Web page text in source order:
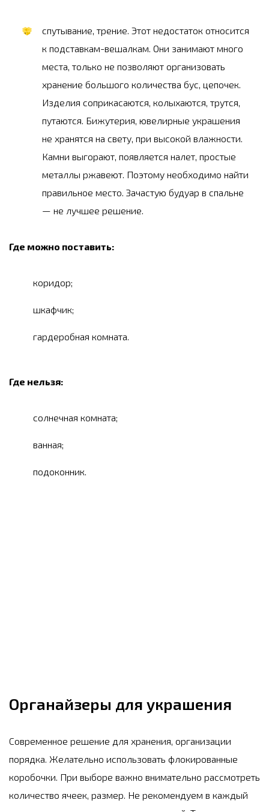
спутывание, трение. Этот недостаток относится
к подставкам-вешалкам. Они занимают много
места, только не позволяют организовать
хранение большого количества бус, цепочек.
Изделия соприкасаются, колыхаются, трутся,
путаются. Бижутерия, ювелирные украшения
не хранятся на свету, при высокой влажности.
Камни выгорают, появляется налет, простые
металлы ржавеют. Поэтому необходимо найти
правильное место. Зачастую будуар в спальне
— не лучшее решение.
Где можно поставить:
коридор;
шкафчик;
гардеробная комната.
Где нельзя:
солнечная комната;
ванная;
подоконник.
Органайзеры для украшения
Современное решение для хранения, организации
порядка. Желательно использовать флокированные
коробочки. При выборе важно внимательно рассмотреть
количество ячеек, размер. Не рекомендуем в каждый